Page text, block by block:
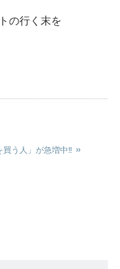
の行く末を
買う人」が急増中‼ »